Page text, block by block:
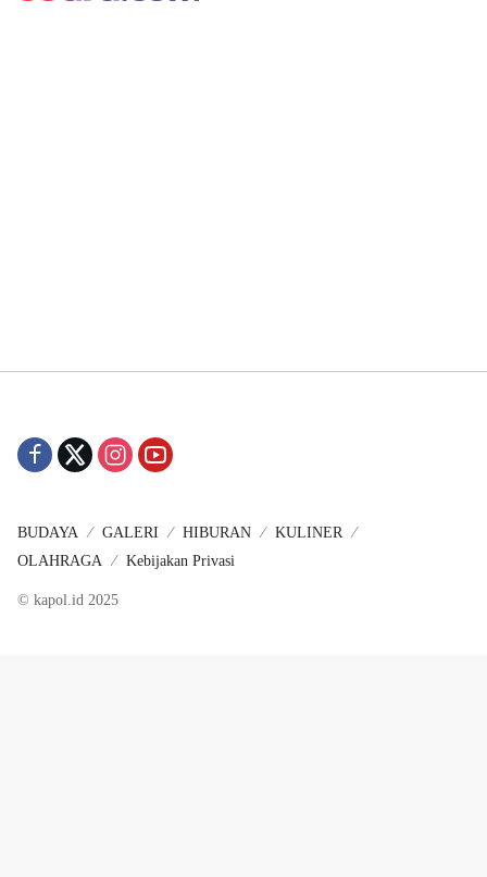
BUDAYA GALERI HIBURAN
KULINER
OLAHRAGA
Kebijakan Privasi
© kapol.id 2025